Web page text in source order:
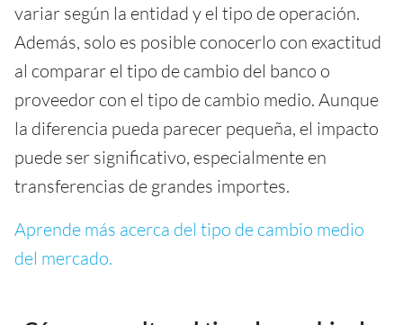
variar según la entidad y el tipo de operación.
Además, solo es posible conocerlo con exactitud
al comparar el tipo de cambio del banco o
proveedor con el tipo de cambio medio. Aunque
la diferencia pueda parecer pequeña, el impacto
puede ser significativo, especialmente en
transferencias de grandes importes.
Aprende más acerca del tipo de cambio medio
del mercado.